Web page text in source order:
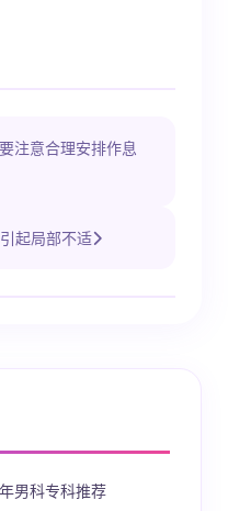
注意合理安排作息
起局部不适
男科专科推荐